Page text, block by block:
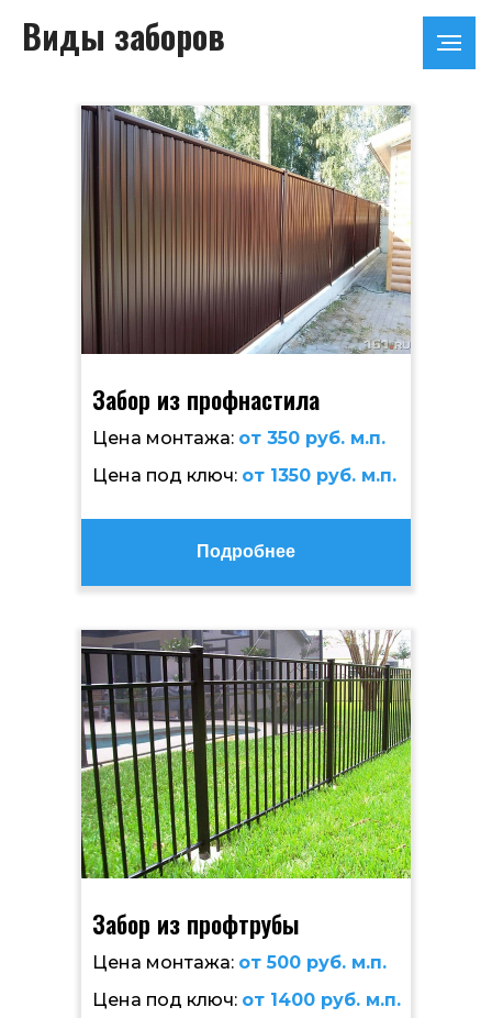
Виды заборов
Цена под ключ: от 1350 руб. м.п.
Цена монтажа: от 350 руб. м.п.
Забор из профнастила
Подробнее
Забор из профтрубы
Цена монтажа: от 500 руб. м.п.
Цена под ключ: от 1400 руб. м.п.